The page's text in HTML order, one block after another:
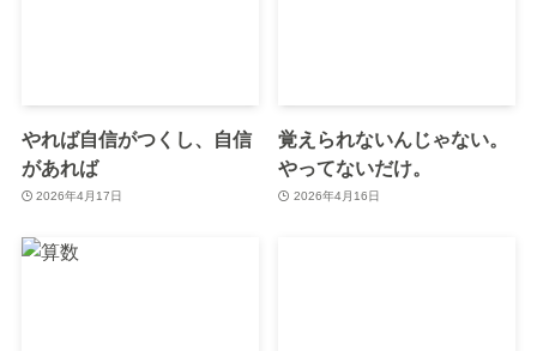
やれば自信がつくし、自信
があれば
2026年4月17日
覚えられないんじゃない。
やってないだけ。
2026年4月16日